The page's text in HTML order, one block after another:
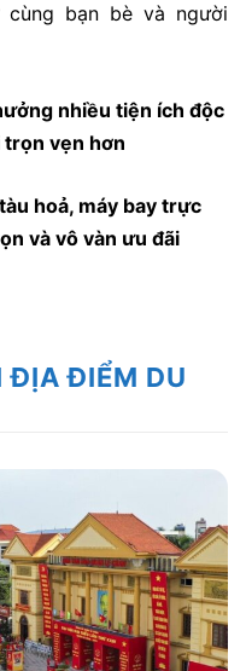
cùng bạn bè và người
nhiều tiện ích độc
vẹn hơn
hoả, máy bay trực
và vô vàn ưu đãi
ĐỊA ĐIỂM DU